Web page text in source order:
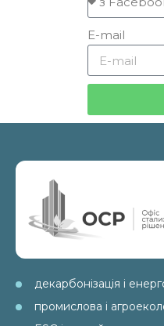
E-mail
декарбонізація і
промислова і